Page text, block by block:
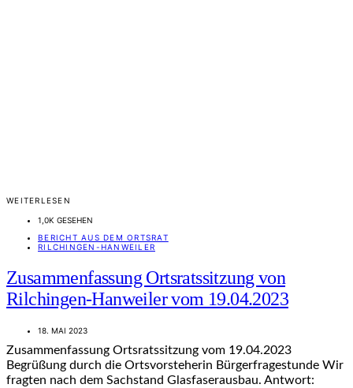
WEITERLESEN
1,0K GESEHEN
BERICHT AUS DEM ORTSRAT
RILCHINGEN-HANWEILER
Zusammenfassung Ortsratssitzung von
Rilchingen-Hanweiler vom 19.04.2023
18. MAI 2023
Zusammenfassung Ortsratssitzung vom 19.04.2023
Begrüßung durch die Ortsvorsteherin Bürgerfragestunde Wir
fragten nach dem Sachstand Glasfaserausbau. Antwort: